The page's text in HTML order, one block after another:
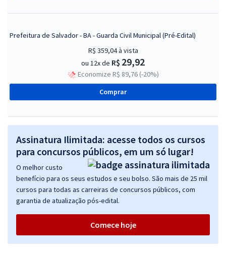
Prefeitura de Salvador - BA - Guarda Civil Municipal (Pré-Edital)
R$ 359,04à vista
ou 12x de R$ 29,92
Economize R$ 89,76 (-20%)
Comprar
Assinatura Ilimitada: acesse todos os cursos
para concursos públicos, em um só lugar!
O melhor custo
benefício para os seus estudos e seu bolso. São mais de 25 mil
cursos para todas as carreiras de concursos públicos, com
garantia de atualização pós-edital.
Comece hoje